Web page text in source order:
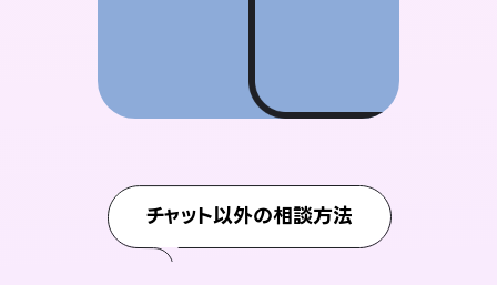
チャット以外の相談方法